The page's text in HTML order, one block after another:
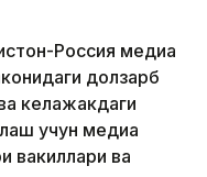
Россия медиа
долзарб
келажакдаги
учун медиа
вакиллари ва